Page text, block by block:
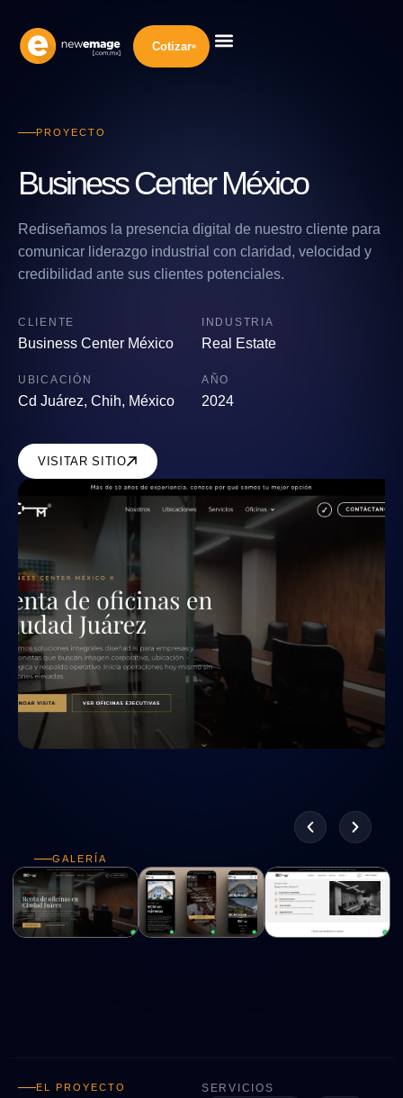
Cotizar
PROYECTO
Business Center México
Rediseñamos la presencia digital de nuestro cliente para
comunicar liderazgo industrial con claridad, velocidad y
credibilidad ante sus clientes potenciales.
CLIENTE
Business Center México
INDUSTRIA
Real Estate
UBICACIÓN
Cd Juárez, Chih, México
AÑO
2024
VISITAR SITIO
GALERÍA
EL PROYECTO SERVICIOS